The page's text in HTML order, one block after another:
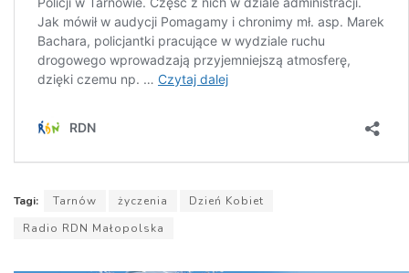
Tagi: Tarnów życzenia
Dzień Kobiet
Radio RDN Małopolska